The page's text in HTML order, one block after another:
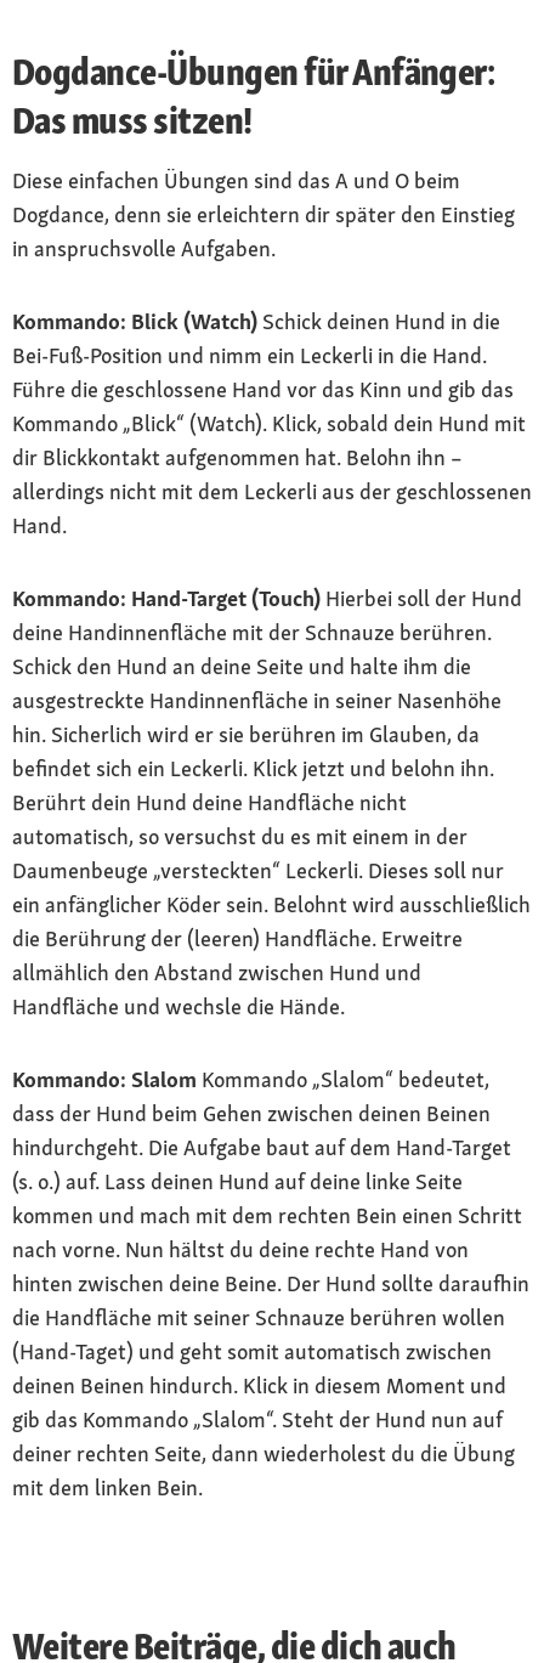
Dogdance-Übungen für Anfänger:
Das muss sitzen!
Diese einfachen Übungen sind das A und O beim
Dogdance, denn sie erleichtern dir später den Einstieg
in anspruchsvolle Aufgaben.
Kommando: Blick (Watch) Schick deinen Hund in die
Bei-Fuß-Position und nimm ein Leckerli in die Hand.
Führe die geschlossene Hand vor das Kinn und gib das
Kommando „Blick“ (Watch). Klick, sobald dein Hund mit
dir Blickkontakt aufgenommen hat. Belohn ihn –
allerdings nicht mit dem Leckerli aus der geschlossenen
Hand.
Kommando: Hand-Target (Touch) Hierbei soll der Hund
deine Handinnenfläche mit der Schnauze berühren.
Schick den Hund an deine Seite und halte ihm die
ausgestreckte Handinnenfläche in seiner Nasenhöhe
hin. Sicherlich wird er sie berühren im Glauben, da
befindet sich ein Leckerli. Klick jetzt und belohn ihn.
Berührt dein Hund deine Handfläche nicht
automatisch, so versuchst du es mit einem in der
Daumenbeuge „versteckten“ Leckerli. Dieses soll nur
ein anfänglicher Köder sein. Belohnt wird ausschließlich
die Berührung der (leeren) Handfläche. Erweitre
allmählich den Abstand zwischen Hund und
Handfläche und wechsle die Hände.
Kommando: Slalom Kommando „Slalom“ bedeutet,
dass der Hund beim Gehen zwischen deinen Beinen
hindurchgeht. Die Aufgabe baut auf dem Hand-Target
(s. o.) auf. Lass deinen Hund auf deine linke Seite
kommen und mach mit dem rechten Bein einen Schritt
nach vorne. Nun hältst du deine rechte Hand von
hinten zwischen deine Beine. Der Hund sollte daraufhin
die Handfläche mit seiner Schnauze berühren wollen
(Hand-Taget) und geht somit automatisch zwischen
deinen Beinen hindurch. Klick in diesem Moment und
gib das Kommando „Slalom“. Steht der Hund nun auf
deiner rechten Seite, dann wiederholest du die Übung
mit dem linken Bein.
Weitere Beiträge, die dich auch